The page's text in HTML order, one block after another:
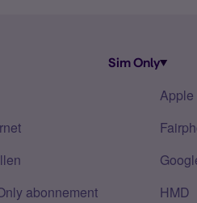
Sim Only
abonnement
Apple
HMD